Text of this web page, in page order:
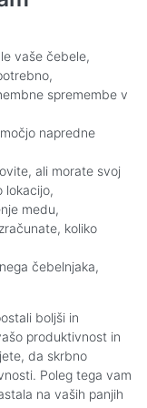
vaše čebele,
spremembe v
napredne
ali morate svoj
lokacijo,
medu,
koliko
čebelnjaka,
boljši in
produktivnost in
da skrbno
Poleg tega vam
na vaših panjih